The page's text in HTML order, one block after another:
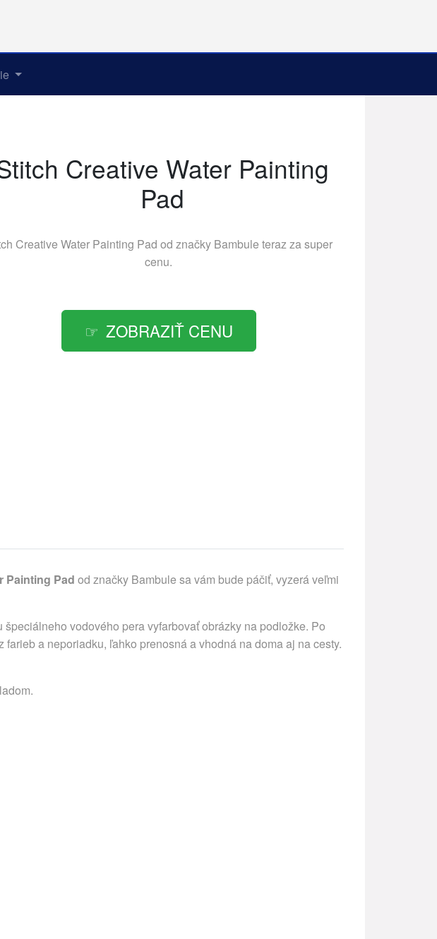
Creative Water Painting
Pad
Creative Water Painting Pad od značky Bambule teraz za super
cenu.
ZOBRAZIŤ CENU
Painting Pad od značky Bambule sa vám bude páčiť, vyzerá veľmi
vodového pera vyfarbovať obrázky na podložke. Po
a neporiadku, ľahko prenosná a vhodná na doma aj na cesty.